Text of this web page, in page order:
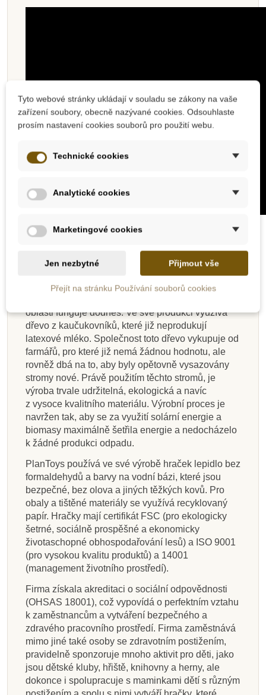
PLAN TOYS
Plan Toys je již 40 let úspěšně fungující firma
v oboru výroby vysoce kvalitních ekologických
oblasti funguje dodnes. Ve své produkci využívá
dřevo z kaučukovníků, které již neprodukují
latexové mléko. Společnost toto dřevo vykupuje od
farmářů, pro které již nemá žádnou hodnotu, ale
rovněž dbá na to, aby byly opětovně vysazovány
stromy nové. Právě použitím těchto stromů, je
výroba trvale udržitelná, ekologická a navíc
z vysoce kvalitního materiálu. Výrobní proces je
navržen tak, aby se za využití solární energie a
biomasy maximálně šetřila energie a nedocházelo
k žádné produkci odpadu.
PlanToys používá ve své výrobě hraček lepidlo bez
formaldehydů a barvy na vodní bázi, které jsou
bezpečné, bez olova a jiných těžkých kovů. Pro
obaly a tištěné materiály se využívá recyklovaný
papír. Hračky mají certifikát FSC (pro ekologicky
šetrné, sociálně prospěšné a ekonomicky
životaschopné obhospodařování lesů) a ISO 9001
(pro vysokou kvalitu produktů) a 14001
(management životního prostředí).
Firma získala akreditaci o sociální odpovědnosti
(OHSAS 18001), což vypovídá o perfektním vztahu
k zaměstnancům a vytváření bezpečného a
zdravého pracovního prostředí. Firma zaměstnává
mimo jiné také osoby se zdravotním postižením,
pravidelně sponzoruje mnoho aktivit pro děti, jako
jsou dětské kluby, hřiště, knihovny a herny, ale
dokonce i spolupracuje s maminkami dětí s různým
Tyto webové stránky ukládají v souladu se zákony na vaše
zařízení soubory, obecně nazývané cookies. Odsouhlaste
prosím nastavení cookies souborů pro použití webu.
Technické cookies
Analytické cookies
Marketingové cookies
Jen nezbytné Přijmout vše
Přejít na stránku Používání souborů cookies